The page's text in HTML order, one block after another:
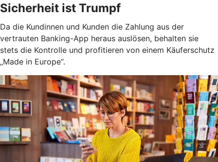
Sicherheit ist Trumpf
Da die Kundinnen und Kunden die Zahlung aus der
vertrauten Banking-App heraus auslösen, behalten sie
stets die Kontrolle und profitieren von einem Käuferschutz
„Made in Europe“.